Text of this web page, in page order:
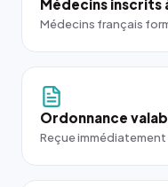
Médecins inscrits
Médecins français
Ordonnance
Reçue